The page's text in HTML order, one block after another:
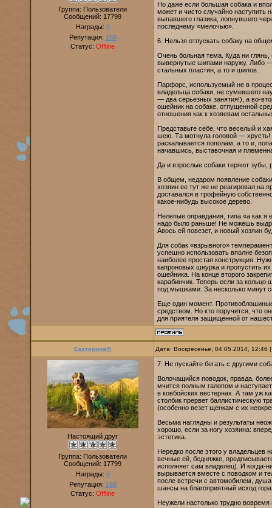
Группа: Пользователи
Сообщений: 17799
Награды: 0
Репутация: 150
Статус: Offline
Но даже если большая собака и
может и чисто случайно наступить
выпавшего глазика, лопнувшего
последнему «мелочью».
6. Нельзя отпускать собаку на
Очень больная тема. Куда ни
вывернутые шипами наружу. Либо
стальных пластин, а то и шипов.
Парфорс, используемый не в
владельца собаки, не сумевшего
— два серьезных занятия!), а во-
ошейник на собаке, отпущенной
отношения как к хозяевам
Представьте себе, что веселый и
шею. Та мотнула головой — хрусть!
раскалывается пополам, а то и,
начавшись, выставочная и
Да и взрослые собаки теряют зубы,
В общем, недаром появление
хозяин ее тут же не реагировал на
доставался в трофейную
какое-нибудь высокое дерево.
Нелепые оправдания, типа «а как я
надо было раньше! Не можешь
Авось ей повезет, и новый хозяин
Для собак «взрывного»
успешно использовать вполне
наиболее простая конструкция.
капроновых шнурка и пропустить
ошейника. На конце второго
карабинчик. Теперь если за
под мышками. За несколько минут
Еще один момент.
средством. Но кто поручится, что
для приятеля защищенной от
ЕкатеринаФ Дата: Воскресенье, 04.05.2014,
Настоящий друг
Группа: Пользователи
Сообщений: 17799
Награды: 0
Репутация: 150
Статус: Offline
7. Не пускайте бегать с другими
Волочащийся поводок, правда,
мчится полным галопом и
в ковбойских вестернах. А там уж
столбик прервет баллистическую
(особенно везет щенкам с их
Весьма наглядны и результаты
хорошо, если за ногу хозяина:
эстетика.
Нередко после этого у владельцев
вечные ей, бедняжке,
исполняет сам владелец). И когда-
вырывается вместе с поводком и
после встречи с автомобилем,
шансы на благоприятный исход
Неужели настолько трудно вовремя